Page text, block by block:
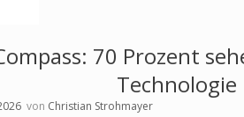
70 Prozent
Technologie
von Christian Strohmayer